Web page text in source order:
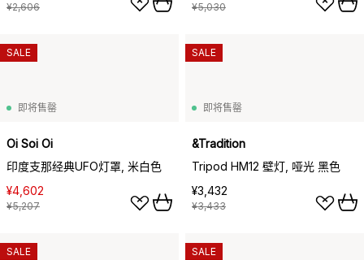
¥2,606 ¥5,030
即将售罄
Oi Soi Oi
印度支那经典UFO灯罩, 米白色
¥4,602
¥5,207
SALE
即将售罄
&Tradition
Tripod HM12 壁灯, 哑光 黑色
¥3,432
¥3,433
SALE
SALE SALE